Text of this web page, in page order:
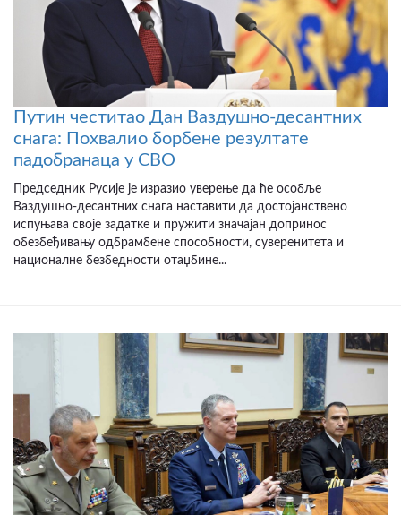
Путин честитао Дан Ваздушно-десантних
снага: Похвалио борбене резултате
падобранаца у СВО
Председник Русије је изразио уверење да ће особље
Ваздушно-десантних снага наставити да достојанствено
испуњава своје задатке и пружити значајан допринос
обезбеђивању одбрамбене способности, суверенитета и
националне безбедности отаџбине...